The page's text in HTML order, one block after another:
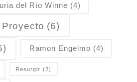
del Río Winne (4)
Proyecto (6)
Ramon Engelmo (4)
Resurgir (2)